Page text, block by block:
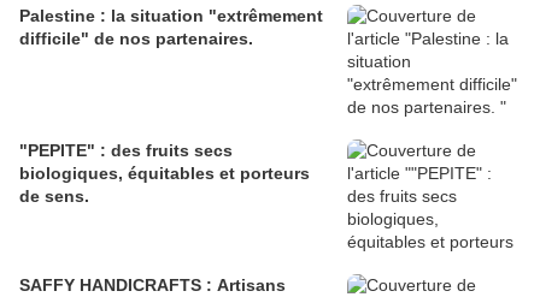
Palestine : la situation "extrêmement
difficile" de nos partenaires.
"PEPITE" : des fruits secs
biologiques, équitables et porteurs
de sens.
SAFFY HANDICRAFTS : Artisans